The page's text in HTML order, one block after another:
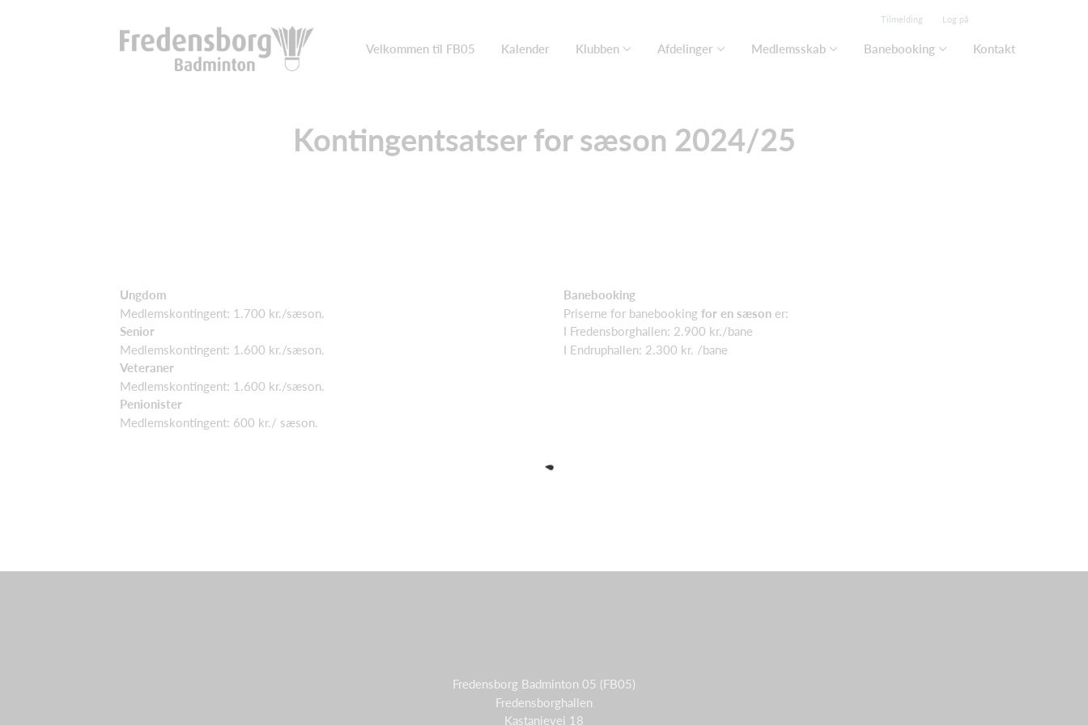
Tilmelding Log på
Velkommen til FB05 Kalender Klubben Afdelinger Medlemsskab Banebooking Kontakt
Kontingentsatser for sæson 2024/25
Ungdom
Medlemskontingent: 1.700 kr./sæson.
Senior
Medlemskontingent: 1.600 kr./sæson.
Veteraner
Medlemskontingent: 1.600 kr./sæson.
Penionister
Medlemskontingent: 600 kr./ sæson.
Banebooking
Priserne for banebooking for en sæson er:
I Fredensborghallen: 2.900 kr./bane
I Endruphallen: 2.300 kr. /bane
Fredensborg Badminton 05 (FB05)
Fredensborghallen
Kastanievej 18